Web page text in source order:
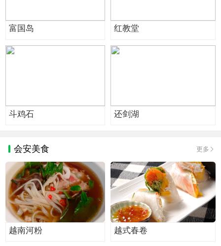
富国岛 红教堂
斗鸡石 还剑湖
会安美食 更多
越南河粉 越式春卷